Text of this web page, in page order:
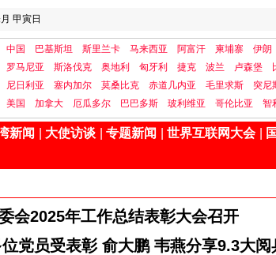
甲寅日
中国 巴基斯坦 斯里兰卡 马来西亚 阿富汗 柬埔寨 伊朗
罗马尼亚 斯洛伐克 奥地利 匈牙利 捷克 波兰 卢森堡
尼日利亚 塞内加尔 莫桑比克 赤道几内亚 毛里求斯 突尼
美国 加拿大 厄瓜多尔 巴巴多斯 玻利维亚 哥伦比亚 智
新闻 大使访谈 专题新闻 世界互联网大会
会2025年工作总结表彰大会召开
党员受表彰 俞大鹏 韦燕分享9.3大阅